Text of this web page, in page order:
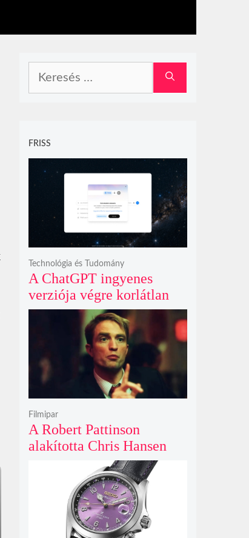
FRISS
A ChatGPT ingyenes
verziója végre korlátlan
üzenetküldést kínál
minden felhasználó
Technológia és Tudomány
A Robert Pattinson
alakította Chris Hansen
sötét vadászatra indul a
Primetime előzetesében
Filmipar